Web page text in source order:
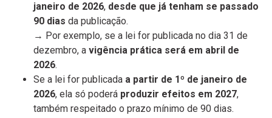
janeiro de 2026, desde que já tenham se passado
90 dias da publicação.
→ Por exemplo, se a lei for publicada no dia 31 de
dezembro, a vigência prática será em abril de
2026.
Se a lei for publicada a partir de 1º de janeiro de
2026, ela só poderá produzir efeitos em 2027,
também respeitado o prazo mínimo de 90 dias.